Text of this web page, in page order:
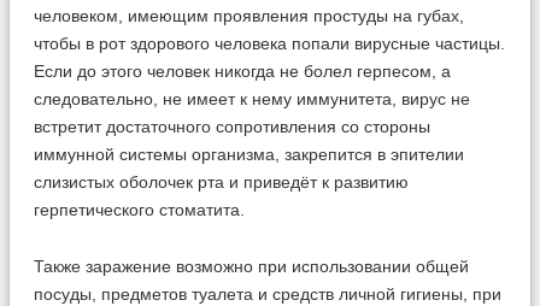
человеком, имеющим проявления простуды на губах,
чтобы в рот здорового человека попали вирусные частицы.
Если до этого человек никогда не болел герпесом, а
следовательно, не имеет к нему иммунитета, вирус не
встретит достаточного сопротивления со стороны
иммунной системы организма, закрепится в эпителии
слизистых оболочек рта и приведёт к развитию
герпетического стоматита.
Также заражение возможно при использовании общей
посуды, предметов туалета и средств личной гигиены, при